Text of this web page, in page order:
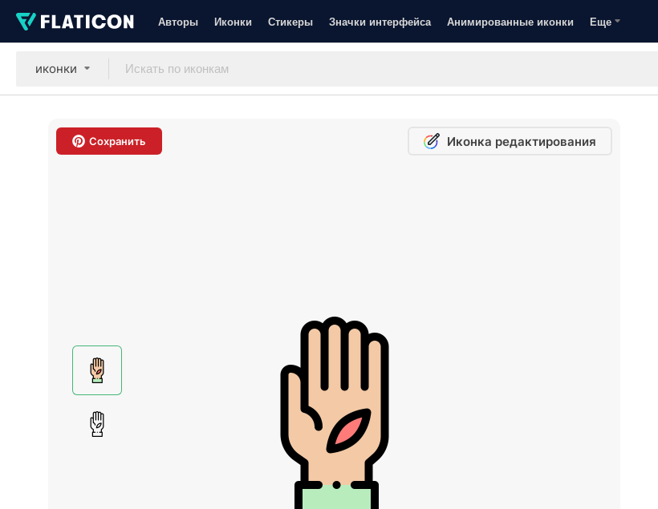
Авторы Иконки Стикеры Значки интерфейса Анимированные иконки Еще
иконки
Сохранить Иконка редактирования